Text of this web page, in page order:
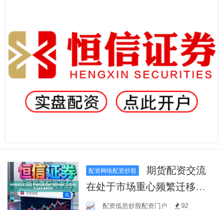
配资网络配资炒股
期货配资交流
在处于市场重心频繁迁移的
时期阶段下,4大配资平台排名
配资低息炒股配资门户 92